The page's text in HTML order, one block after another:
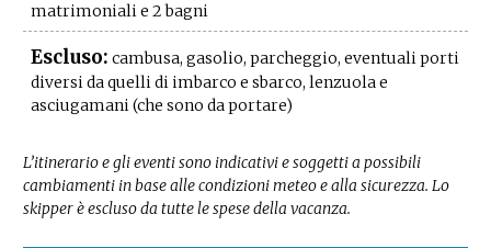
matrimoniali e 2 bagni
Escluso: cambusa, gasolio, parcheggio, eventuali porti
diversi da quelli di imbarco e sbarco, lenzuola e
asciugamani (che sono da portare)
L’itinerario e gli eventi sono indicativi e soggetti a possibili
cambiamenti in base alle condizioni meteo e alla sicurezza. Lo
skipper è escluso da tutte le spese della vacanza.